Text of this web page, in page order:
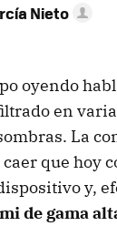
Nieto
oyendo
en
La
que hoy
y,
de gama